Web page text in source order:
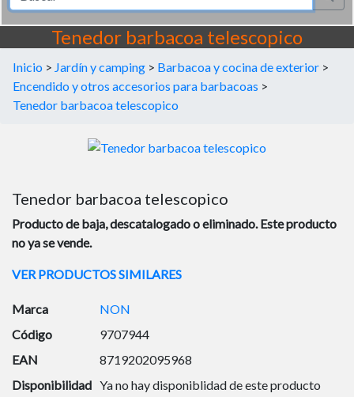
Tenedor barbacoa telescopico
Inicio > Jardín y camping > Barbacoa y cocina de exterior >
Encendido y otros accesorios para barbacoas >
Tenedor barbacoa telescopico
Tenedor barbacoa telescopico
Producto de baja, descatalogado o eliminado. Este producto
no ya se vende.
VER PRODUCTOS SIMILARES
Marca
NON
Código
9707944
EAN
8719202095968
Disponibilidad Ya no hay disponiblidad de este producto